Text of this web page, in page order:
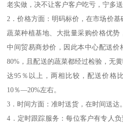
老实做，决不让客户客户吃亏，宁多
2．价格方面：明码标价，在市场价
蔬菜种植基地、大批量采购价格优
中间贸易商炒价，因此本中心配送
80%，且配送的蔬菜都经过检验，无
达95％以上，两相比较，配送价格
10％—20%左右。
3．时间方面：准时送货，在时间送达。
4．定时跟踪服务：每位客户有专人